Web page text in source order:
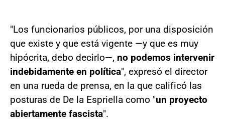
"Los funcionarios públicos, por una disposición
que existe y que está vigente —y que es muy
hipócrita, debo decirlo—, no podemos intervenir
indebidamente en política", expresó el director
en una rueda de prensa, en la que calificó las
posturas de De la Espriella como "un proyecto
abiertamente fascista".